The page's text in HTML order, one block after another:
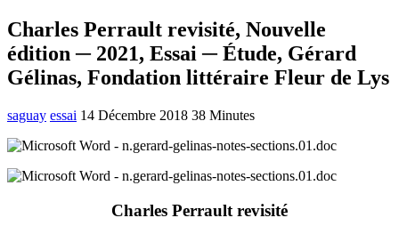
Charles Perrault revisité, Nouvelle
édition ─ 2021, Essai ─ Étude, Gérard
Gélinas, Fondation littéraire Fleur de Lys
saguay essai 14 Décembre 2018 38 Minutes
Charles Perrault revisité